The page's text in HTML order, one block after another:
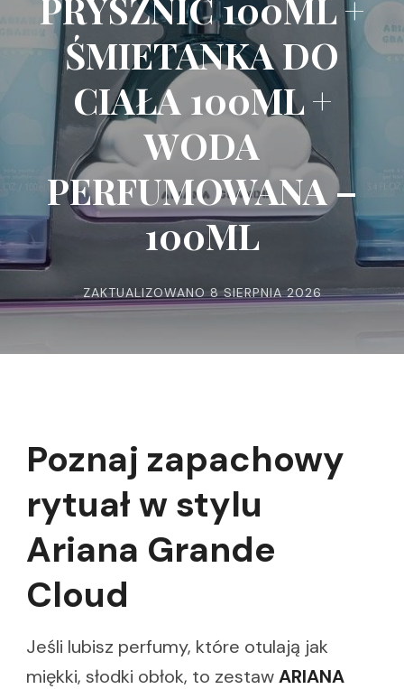
ŚMIETANKA DO
CIAŁA 100ML +
WODA
PERFUMOWANA –
100ML
ZAKTUALIZOWANO8 SIERPNIA 2026
Poznaj zapachowy
rytuał w stylu
Ariana Grande
Cloud
Jeśli lubisz perfumy, które otulają jak
miękki, słodki obłok, to zestawARIANA